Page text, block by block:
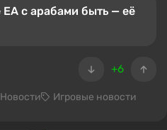
с арабами быть — её
+6
Новости Игровые новости